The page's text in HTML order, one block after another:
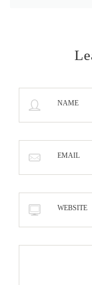
NAME
EMAIL
WEBSITE